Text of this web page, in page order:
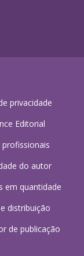
privacidade
Editorial
profissionais
do autor
em quantidade
distribuição
de publicação